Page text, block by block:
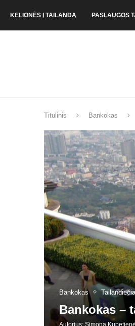
KELIONĖS Į TAILANDĄ PASLAUGOS
Titulinis Bankokas
Bankokas
Bankokas –
Autorius: Simona